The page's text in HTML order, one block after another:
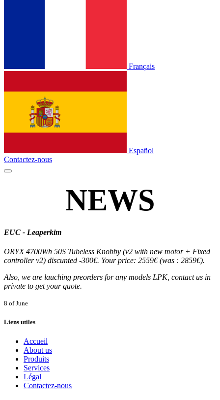
Français
Español
Contactez-nous
NEWS
EUC - Leaperkim
ORYX 4700Wh 50S Tubeless Knobby (v2 with new motor + Fixed
controller v2) discunted -300€. Your price: 2559€ (was : 2859€).
Also, we are lauching preorders for any models LPK, contact us in
private to get your quote.
8 of June
Liens utiles
Accueil
About us
Produits
Services
Légal
Contactez-nous